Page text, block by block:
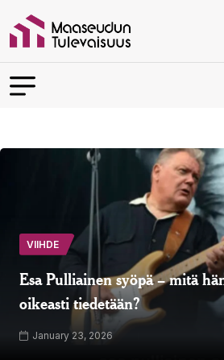
VIIHDE
Esa Pulliainen syöpä – mitä
oikeasti tiedetään?
January 23, 2026